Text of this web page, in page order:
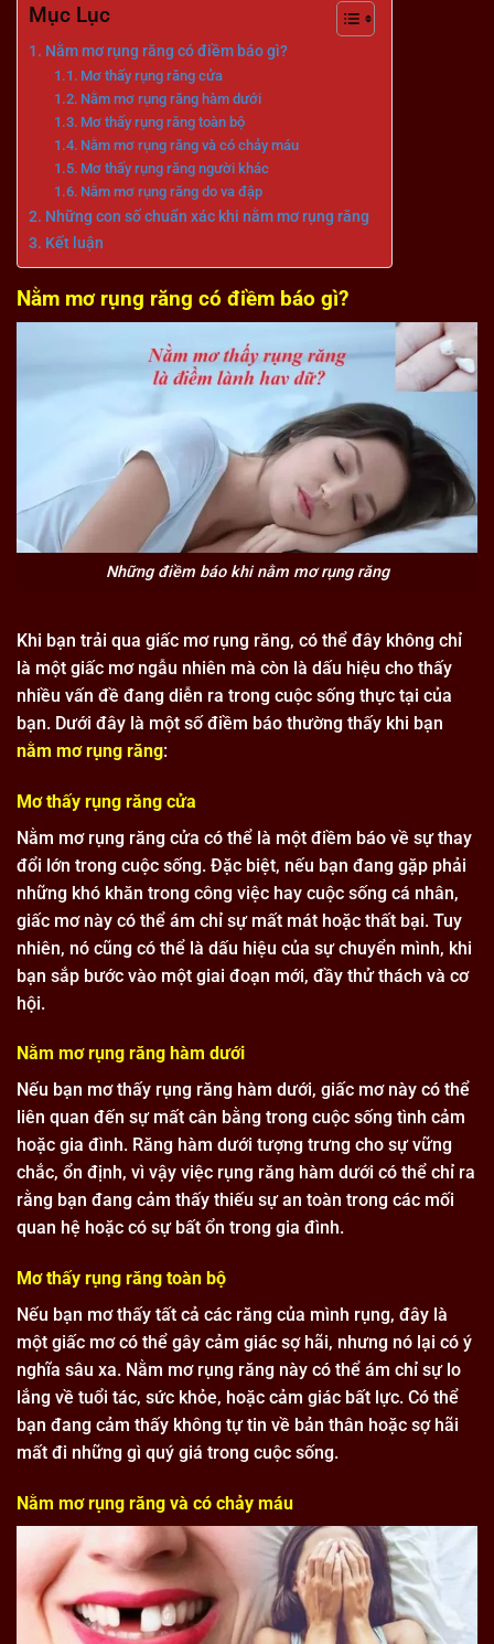
Mục Lục
Nằm mơ rụng răng có điềm báo gì?
Mơ thấy rụng răng cửa
Nằm mơ rụng răng hàm dưới
Mơ thấy rụng răng toàn bộ
Nằm mơ rụng răng và có chảy máu
Mơ thấy rụng răng người khác
Nằm mơ rụng răng do va đập
Những con số chuẩn xác khi nằm mơ rụng răng
Kết luận
Nằm mơ rụng răng có điềm báo gì?
Những điềm báo khi nằm mơ rụng răng
Khi bạn trải qua giấc mơ rụng răng, có thể đây không chỉ
là một giấc mơ ngẫu nhiên mà còn là dấu hiệu cho thấy
nhiều vấn đề đang diễn ra trong cuộc sống thực tại của
bạn. Dưới đây là một số điềm báo thường thấy khi bạn
nằm mơ rụng răng:
Mơ thấy rụng răng cửa
Nằm mơ rụng răng cửa có thể là một điềm báo về sự thay
đổi lớn trong cuộc sống. Đặc biệt, nếu bạn đang gặp phải
những khó khăn trong công việc hay cuộc sống cá nhân,
giấc mơ này có thể ám chỉ sự mất mát hoặc thất bại. Tuy
nhiên, nó cũng có thể là dấu hiệu của sự chuyển mình, khi
bạn sắp bước vào một giai đoạn mới, đầy thử thách và cơ
hội.
Nằm mơ rụng răng hàm dưới
Nếu bạn mơ thấy rụng răng hàm dưới, giấc mơ này có thể
liên quan đến sự mất cân bằng trong cuộc sống tình cảm
hoặc gia đình. Răng hàm dưới tượng trưng cho sự vững
chắc, ổn định, vì vậy việc rụng răng hàm dưới có thể chỉ ra
rằng bạn đang cảm thấy thiếu sự an toàn trong các mối
quan hệ hoặc có sự bất ổn trong gia đình.
Mơ thấy rụng răng toàn bộ
Nếu bạn mơ thấy tất cả các răng của mình rụng, đây là
một giấc mơ có thể gây cảm giác sợ hãi, nhưng nó lại có ý
nghĩa sâu xa. Nằm mơ rụng răng này có thể ám chỉ sự lo
lắng về tuổi tác, sức khỏe, hoặc cảm giác bất lực. Có thể
bạn đang cảm thấy không tự tin về bản thân hoặc sợ hãi
mất đi những gì quý giá trong cuộc sống.
Nằm mơ rụng răng và có chảy máu